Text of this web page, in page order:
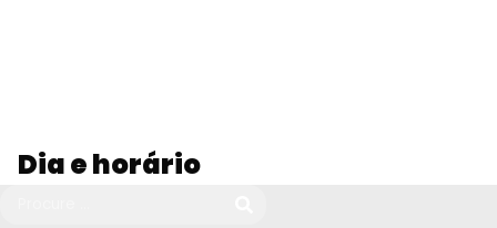
Dia e horário